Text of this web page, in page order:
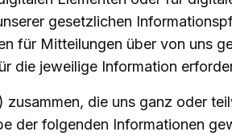
gesetzlichen
für Mitteilungen über von uns
die jeweilige Information
die uns ganz oder
der folgenden Informationen